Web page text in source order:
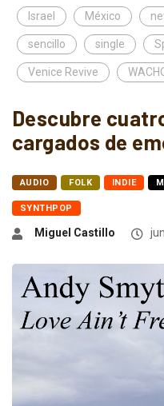
Israel México
sencillo single
Venice Revive
Descubre
cargados de
AUDIO FOLK INDIE
SYNTHPOP
Miguel Castillo